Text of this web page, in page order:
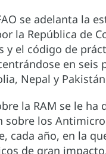
se adelanta la
la República de
el código de
en seis
Nepal y
la RAM se le
los
cada año, en la
de gran